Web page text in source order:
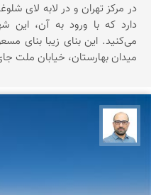
در مرکز تهران و در لابه لای
دارد که با ورود به آن،
می‌کنید. این بنای زیبا بنای
میدان بهارستان، خیابان ملت